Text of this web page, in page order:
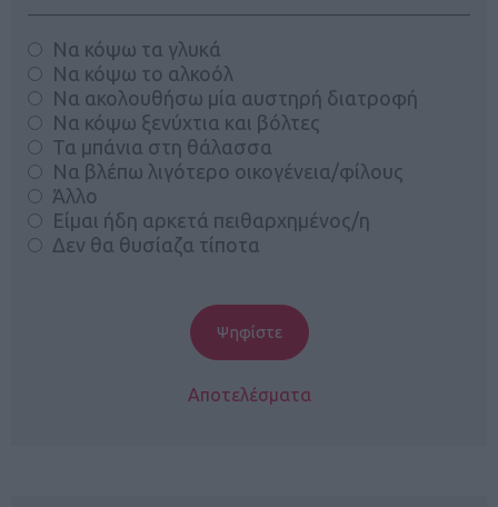
Να κόψω τα γλυκά
Να κόψω το αλκοόλ
Να ακολουθήσω μία αυστηρή διατροφή
Να κόψω ξενύχτια και βόλτες
Τα μπάνια στη θάλασσα
Να βλέπω λιγότερο οικογένεια/φίλους
Άλλο
Είμαι ήδη αρκετά πειθαρχημένος/η
Δεν θα θυσίαζα τίποτα
Αποτελέσματα